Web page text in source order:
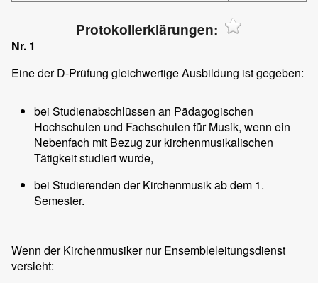
Protokollerklärungen:
Nr. 1
Eine der D-Prüfung gleichwertige Ausbildung ist gegeben:
bei Studienabschlüssen an Pädagogischen
Hochschulen und Fachschulen für Musik, wenn ein
Nebenfach mit Bezug zur kirchenmusikalischen
Tätigkeit studiert wurde,
bei Studierenden der Kirchenmusik ab dem 1.
Semester.
Wenn der Kirchenmusiker nur Ensembleleitungsdienst
versieht: